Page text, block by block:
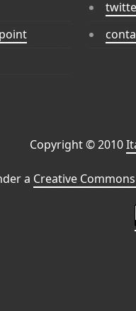
Copyright © 2010
a Creative